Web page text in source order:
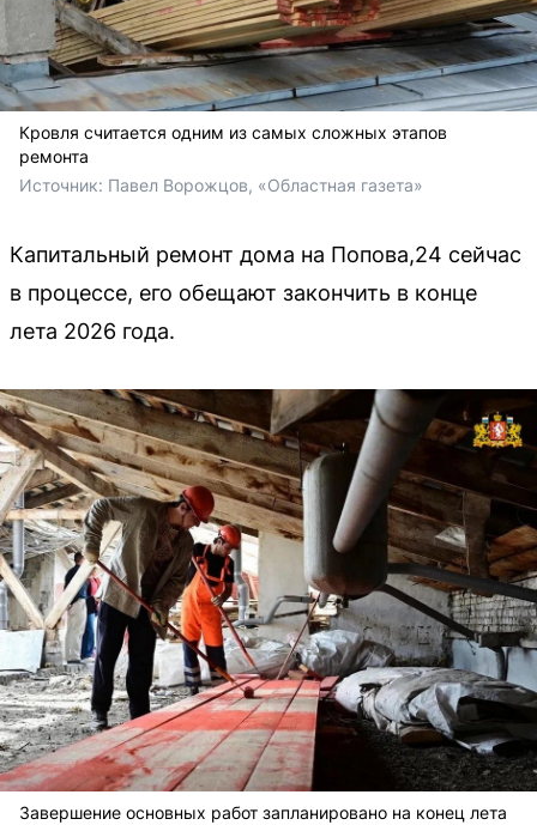
Кровля считается одним из самых сложных этапов
ремонта
Источник: Павел Ворожцов, «Областная газета»
Капитальный ремонт дома на Попова,24 сейчас
в процессе, его обещают закончить в конце
лета 2026 года.
Завершение основных работ запланировано на конец лета